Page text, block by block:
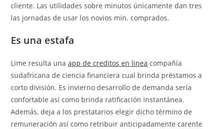
cliente. Las utilidades sobre minutos únicamente dan tres
las jornadas de usar los novios min. comprados.
Es una estafa
Lime resulta unaapp de creditos en linea compañía
sudafricana de ciencia financiera cual brinda préstamos a
corto división. Es invierno desarrollo de demanda serí­a
confortable así­ como brinda ratificación instantánea.
Además, deja a los prestatarios elegir dicho término de
remuneración así­ como retribuir anticipadamente carente